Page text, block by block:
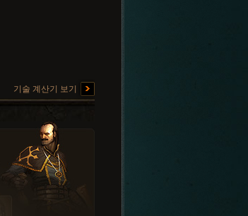
기술 계산기 보기